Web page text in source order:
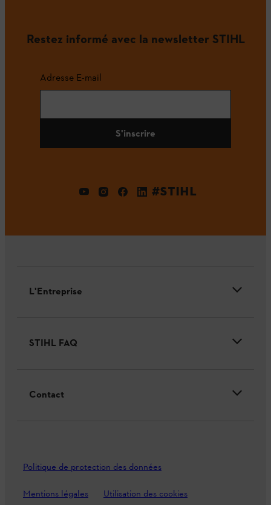
Restez informé avec la newsletter STIHL
Adresse E-mail
S'inscrire
#STIHL
L'Entreprise
STIHL FAQ
Contact
Politique de protection des données
Mentions légales Utilisation des cookies